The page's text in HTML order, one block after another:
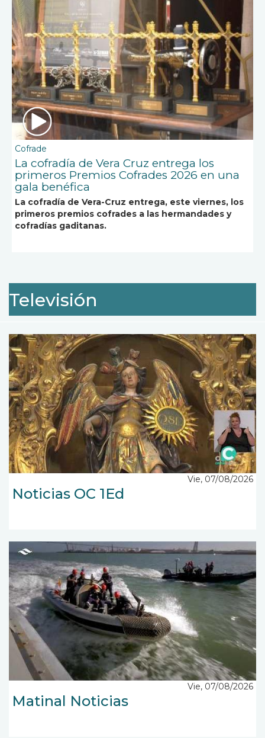
Cofrade
La cofradía de Vera Cruz entrega los
primeros Premios Cofrades 2026 en una
gala benéfica
La cofradía de Vera-Cruz entrega, este viernes, los
primeros premios cofrades a las hermandades y
cofradías gaditanas.
Televisión
Vie, 07/08/2026
Noticias OC 1Ed
Vie, 07/08/2026
Matinal Noticias